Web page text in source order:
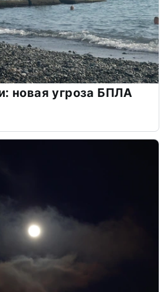
новая угроза БПЛА